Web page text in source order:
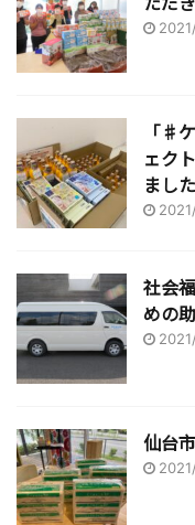
「♯
ェク
ました
社会
めの
仙台